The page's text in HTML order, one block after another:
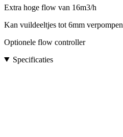
Extra hoge flow van 16m3/h
Kan vuildeeltjes tot 6mm verpompen
Optionele flow controller
Specificaties